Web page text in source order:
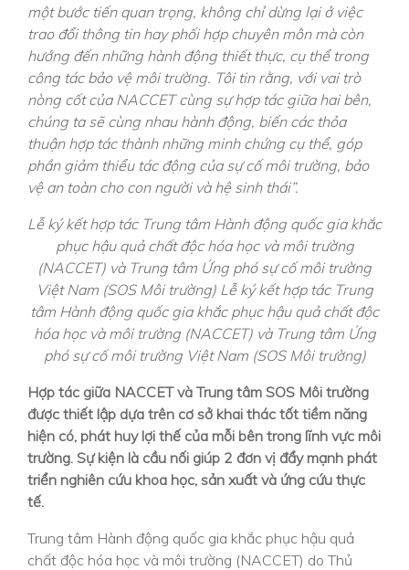
một bước tiến quan trọng, không chỉ dừng lại ở việc
trao đổi thông tin hay phối hợp chuyên môn mà còn
hướng đến những hành động thiết thực, cụ thể trong
công tác bảo vệ môi trường. Tôi tin rằng, với vai trò
nòng cốt của NACCET cùng sự hợp tác giữa hai bên,
chúng ta sẽ cùng nhau hành động, biến các thỏa
thuận hợp tác thành những minh chứng cụ thể, góp
phần giảm thiểu tác động của sự cố môi trường, bảo
vệ an toàn cho con người và hệ sinh thái”.
Lễ ký kết hợp tác Trung tâm Hành động quốc gia khắc
phục hậu quả chất độc hóa học và môi trường
(NACCET) và Trung tâm Ứng phó sự cố môi trường
Việt Nam (SOS Môi trường) Lễ ký kết hợp tác Trung
tâm Hành động quốc gia khắc phục hậu quả chất độc
hóa học và môi trường (NACCET) và Trung tâm Ứng
phó sự cố môi trường Việt Nam (SOS Môi trường)
Hợp tác giữa NACCET và Trung tâm SOS Môi trường
được thiết lập dựa trên cơ sở khai thác tốt tiềm năng
hiện có, phát huy lợi thế của mỗi bên trong lĩnh vực môi
trường. Sự kiện là cầu nối giúp 2 đơn vị đẩy mạnh phát
triển nghiên cứu khoa học, sản xuất và ứng cứu thực
tế.
Trung tâm Hành động quốc gia khắc phục hậu quả
chất độc hóa học và môi trường (NACCET) do Thủ